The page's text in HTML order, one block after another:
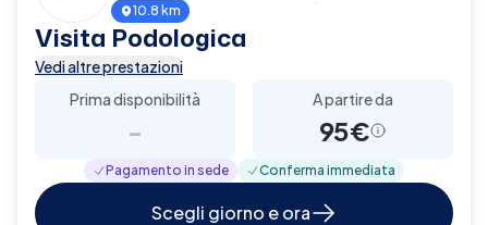
10.8 km
Visita Podologica
Vedi altre prestazioni
Prima disponibilità
-
A partire da
95€
Pagamento in sede Conferma immediata
Scegli giorno e ora